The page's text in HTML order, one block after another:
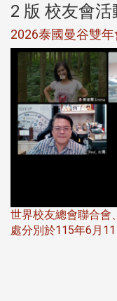
2 版 校友會
2026泰國曼谷雙
世界校友總會聯合會
處分別於115年6月